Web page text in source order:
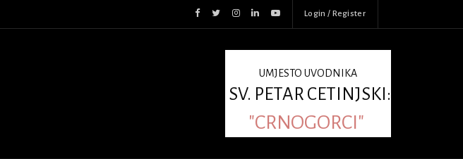
Login / Register
UMJESTO UVODNIKA
SV. PETAR CETINJSKI:
"CRNOGORCI"